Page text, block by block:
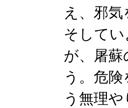
え、邪
そして
が、屠
う。危
う無理